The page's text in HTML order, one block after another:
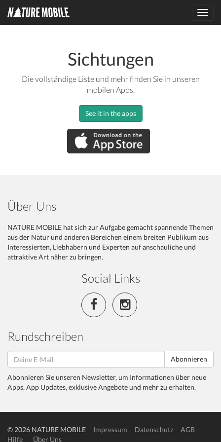
Sichtungen
Die vollständige Liste und mehr finden Sie in unseren
mobilen Apps.
See it in the apps
Über Uns
NATURE MOBILE hat sich zur Aufgabe gemacht spannende Themen
aus der Natur und anderen Bereichen einem breiten Publikum aus
Interessierten, Liebhabern und Experten auf anschauliche und
attraktive Art näher zu bringen.
Social Links
Rundschreiben
Abonnieren
Abonnieren Sie unseren Newsletter, um Informationen über neue
Apps, App Updates, exklusive Angebote und mehr zu erhalten.
© 2026 NATURE MOBILE Impressum Datenschutz
AGB
Hilfe
Über Uns